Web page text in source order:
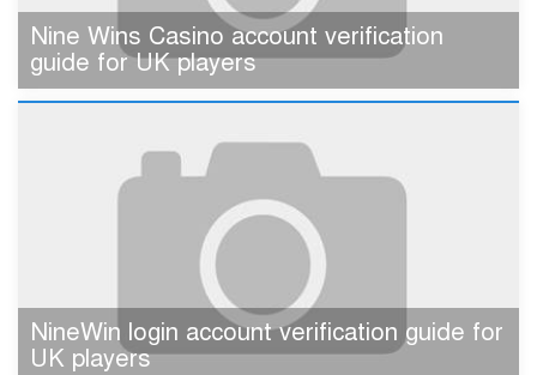
Nine Wins Casino account verification
guide for UK players
NineWin login account verification guide for
UK players